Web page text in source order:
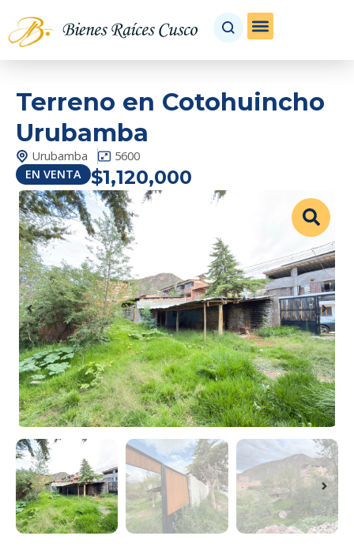
Terreno en Cotohuincho
Urubamba
Urubamba
5600
EN VENTA $1,120,000